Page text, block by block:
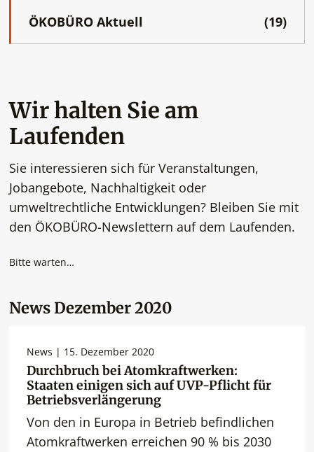
News Dezember 2020
News | 15. Dezember 2020
Durchbruch bei Atomkraftwerken:
Staaten einigen sich auf UVP-Pflicht für
Betriebsverlängerung
Von den in Europa in Betrieb befindlichen
Atomkraftwerken erreichen 90 % bis 2030
ÖKOBÜRO Aktuell (19)
Wir halten Sie am
Laufenden
Sie interessieren sich für Veranstaltungen,
Jobangebote, Nachhaltigkeit oder
umweltrechtliche Entwicklungen? Bleiben Sie mit
den ÖKOBÜRO-Newslettern auf dem Laufenden.
Bitte warten…